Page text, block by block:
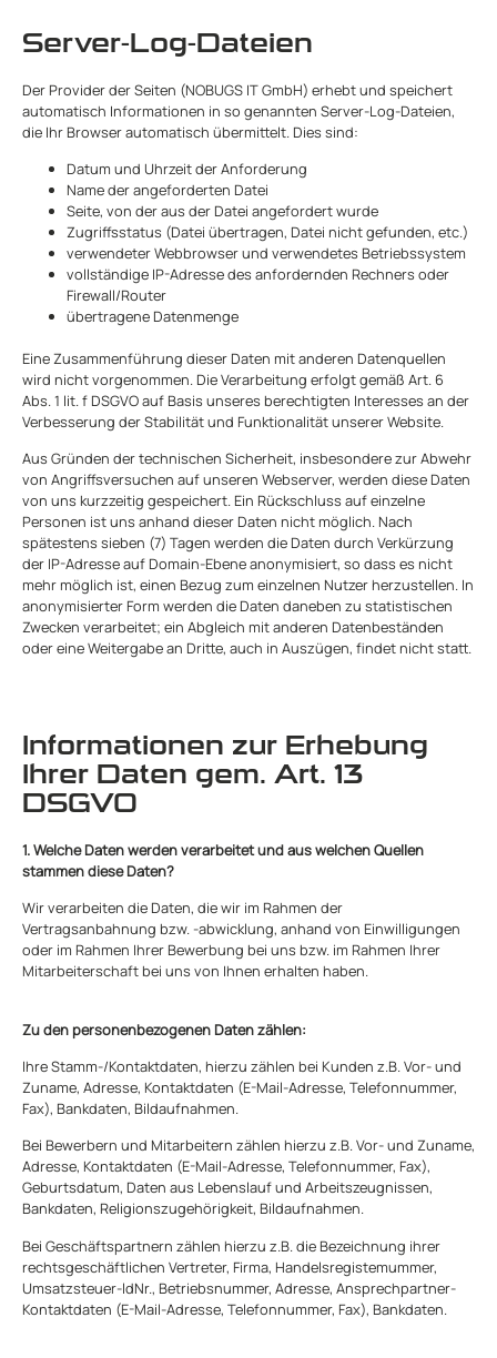
Server-Log-Dateien
Der Provider der Seiten (NOBUGS IT GmbH) erhebt und speichert
automatisch Informationen in so genannten Server-Log-Dateien,
die Ihr Browser automatisch übermittelt. Dies sind:
Datum und Uhrzeit der Anforderung
Name der angeforderten Datei
Seite, von der aus der Datei angefordert wurde
Zugriffsstatus (Datei übertragen, Datei nicht gefunden, etc.)
verwendeter Webbrowser und verwendetes Betriebssystem
vollständige IP-Adresse des anfordernden Rechners oder
Firewall/Router
übertragene Datenmenge
Eine Zusammenführung dieser Daten mit anderen Datenquellen
wird nicht vorgenommen. Die Verarbeitung erfolgt gemäß Art. 6
Abs. 1 lit. f DSGVO auf Basis unseres berechtigten Interesses an der
Verbesserung der Stabilität und Funktionalität unserer Website.
Aus Gründen der technischen Sicherheit, insbesondere zur Abwehr
von Angriffsversuchen auf unseren Webserver, werden diese Daten
von uns kurzzeitig gespeichert. Ein Rückschluss auf einzelne
Personen ist uns anhand dieser Daten nicht möglich. Nach
spätestens sieben (7) Tagen werden die Daten durch Verkürzung
der IP-Adresse auf Domain-Ebene anonymisiert, so dass es nicht
mehr möglich ist, einen Bezug zum einzelnen Nutzer herzustellen. In
anonymisierter Form werden die Daten daneben zu statistischen
Zwecken verarbeitet; ein Abgleich mit anderen Datenbeständen
oder eine Weitergabe an Dritte, auch in Auszügen, findet nicht statt.
Informationen zur Erhebung
Ihrer Daten gem. Art. 13
DSGVO
1. Welche Daten werden verarbeitet und aus welchen Quellen
stammen diese Daten?
Wir verarbeiten die Daten, die wir im Rahmen der
Vertragsanbahnung bzw. -abwicklung, anhand von Einwilligungen
oder im Rahmen Ihrer Bewerbung bei uns bzw. im Rahmen Ihrer
Mitarbeiterschaft bei uns von Ihnen erhalten haben.
Zu den personenbezogenen Daten zählen:
Ihre Stamm-/Kontaktdaten, hierzu zählen bei Kunden z.B. Vor- und
Zuname, Adresse, Kontaktdaten (E-Mail-Adresse, Telefonnummer,
Fax), Bankdaten, Bildaufnahmen.
Bei Bewerbern und Mitarbeitern zählen hierzu z.B. Vor- und Zuname,
Adresse, Kontaktdaten (E-Mail-Adresse, Telefonnummer, Fax),
Geburtsdatum, Daten aus Lebenslauf und Arbeitszeugnissen,
Bankdaten, Religionszugehörigkeit, Bildaufnahmen.
Bei Geschäftspartnern zählen hierzu z.B. die Bezeichnung ihrer
rechtsgeschäftlichen Vertreter, Firma, Handelsregistemummer,
Umsatzsteuer-ldNr., Betriebsnummer, Adresse, Ansprechpartner-
Kontaktdaten (E-Mail-Adresse, Telefonnummer, Fax), Bankdaten.